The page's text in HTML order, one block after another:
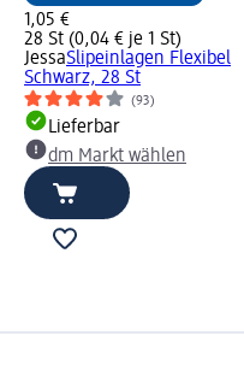
1,05 €
28 St (0,04 € je 1 St)
JessaSlipeinlagen Flexibel
Schwarz, 28 St
(93)
Lieferbar
dm Markt wählen